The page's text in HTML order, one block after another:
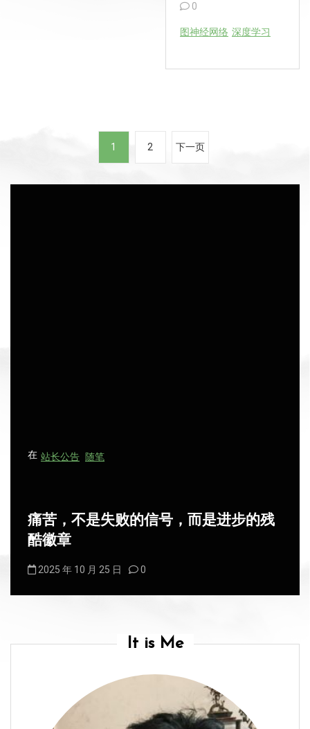
0
图神经网络 深度学习
分
1 2 下一页
在 站长公告 随笔
痛苦，不是失败的信号，而是进步的残
酷徽章
2025 年 10 月 25 日 0
It is Me